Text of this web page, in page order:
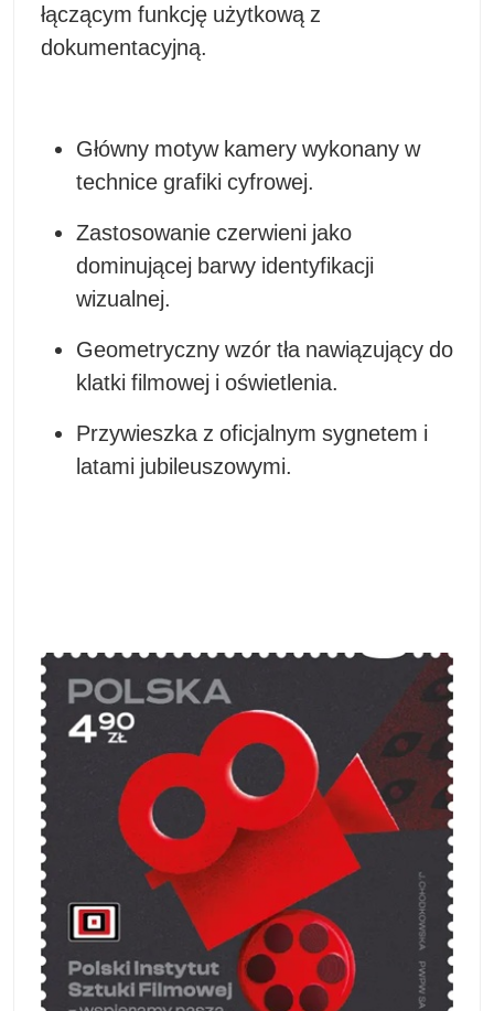
łączącym funkcję użytkową z
dokumentacyjną.
Główny motyw kamery wykonany w
technice grafiki cyfrowej.
Zastosowanie czerwieni jako
dominującej barwy identyfikacji
wizualnej.
Geometryczny wzór tła nawiązujący do
klatki filmowej i oświetlenia.
Przywieszka z oficjalnym sygnetem i
latami jubileuszowymi.